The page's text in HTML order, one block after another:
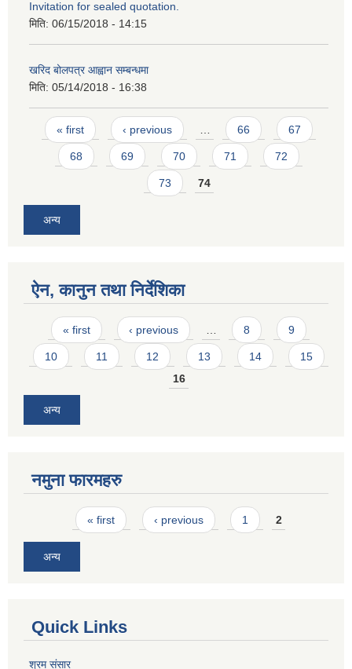
Invitation for sealed quotation.
मिति: 06/15/2018 - 14:15
खरिद बोलपत्र आह्वान सम्बन्धमा
मिति: 05/14/2018 - 16:38
Pages
« first ‹ previous … 66 67
68 69 70 71 72
73 74
अन्य
ऐन, कानुन तथा निर्देशिका
Pages
« first ‹ previous 8 9
10 11 12 13 14
15
16
अन्य
नमुना फारमहरु
Pages« first ‹ previous 1 2
अन्य
Quick Links
श्रम संसार